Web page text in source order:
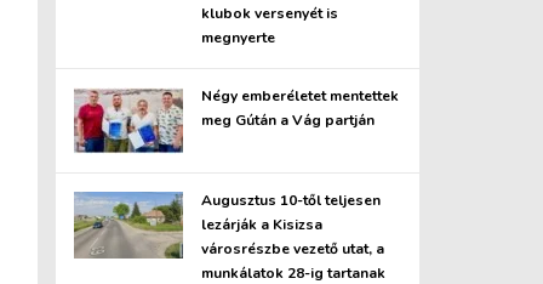
klubok versenyét is
megnyerte
Négy emberéletet mentettek
meg Gútán a Vág partján
Augusztus 10-től teljesen
lezárják a Kisizsa
városrészbe vezető utat, a
munkálatok 28-ig tartanak